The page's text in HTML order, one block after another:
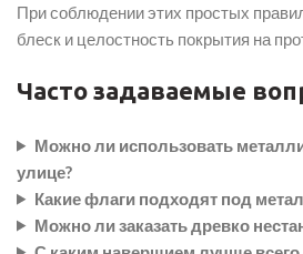
При соблюдении этих простых
блеск и целостность покрытия на
Часто задаваемые
Можно ли использовать
улице?
Какие флаги подходят под
Можно ли заказать древко